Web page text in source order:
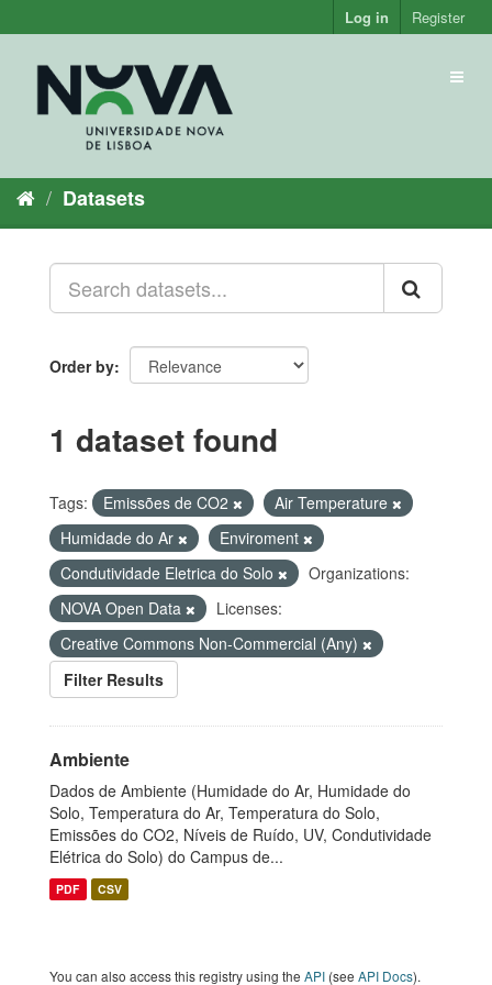
to
Log in Register
Datasets
Order by
1 dataset found
Tags: Emissões de CO2
Air Temperature
Humidade do Ar
Enviroment
Condutividade Eletrica do Solo
Organizations:
NOVA Open Data
Licenses:
Creative Commons Non-Commercial (Any)
Filter Results
Ambiente
Dados de Ambiente (Humidade do Ar, Humidade do
Solo, Temperatura do Ar, Temperatura do Solo,
Emissões do CO2, Níveis de Ruído, UV, Condutividade
Elétrica do Solo) do Campus de...
PDF CSV
You can also access this registry using the API (see API Docs).